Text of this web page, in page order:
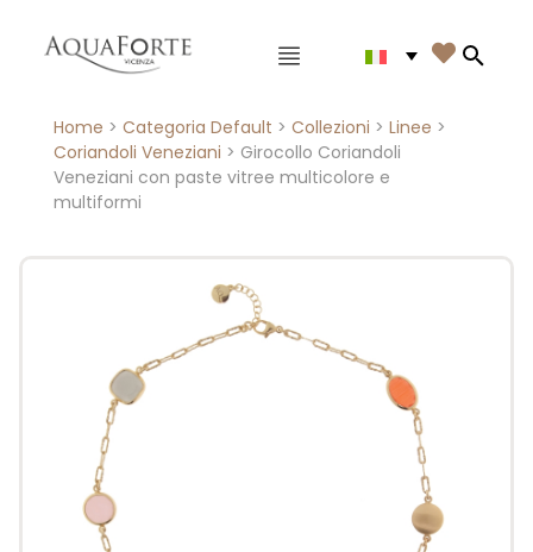
Menù principale 
Home > Categoria Default > Collezioni > Linee >
Coriandoli Veneziani > Girocollo Coriandoli
Veneziani con paste vitree multicolore e
multiformi